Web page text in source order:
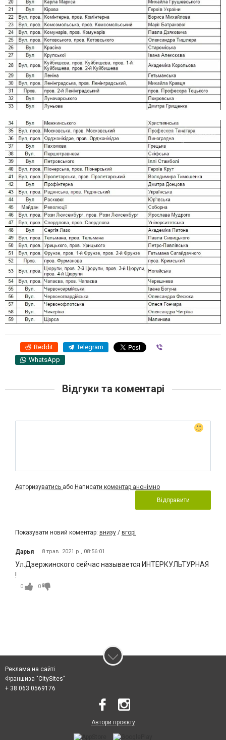
Reddit Telegram
WhatsApp
Відгуки та коментарі
Авторизуватись або Написати коментар анонімно
Відправити
Показувати новий коментар: внизу / вгорі
Дарья 8 трав. 2021 р., 08:56:01
Ул.Дзержинского сейчас называется ИНТЕРКУЛЬТУРНАЯ
!
0 0
Реклама на сайті
Франшиза "CitySites"
+ 38 063 0569176
Автори проєкту